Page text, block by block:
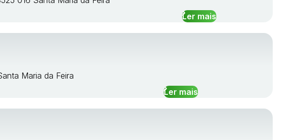
Ler mais
Maria da Feira
Ler mais